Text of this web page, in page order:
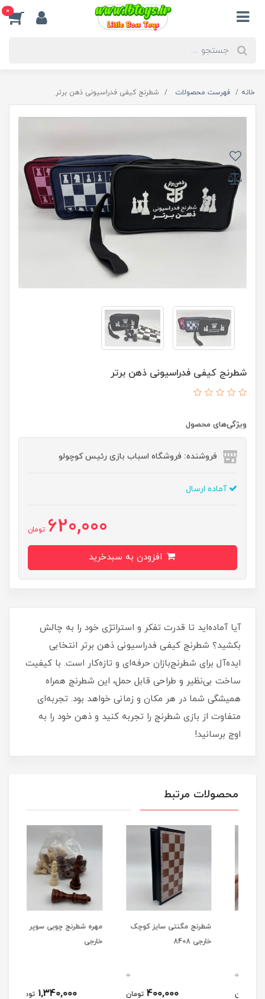
0
خانه فهرست محصولات شطرنج کیفی فدراسیونی ذهن برتر
شطرنج کیفی فدراسیونی ذهن برتر
ویژگی‌های محصول
فروشنده: فروشگاه اسباب بازی رئیس کوچولو
آماده ارسال
620,000 تومان
آیا آماده‌اید تا قدرت تفکر و استراتژی خود را به چالش
بکشید؟ شطرنج کیفی فدراسیونی ذهن برتر انتخابی
ایده‌آل برای شطرنج‌بازان حرفه‌ای و تازه‌کار است. با کیفیت
ساخت بی‌نظیر و طراحی قابل حمل، این شطرنج همراه
همیشگی شما در هر مکان و زمانی خواهد بود. تجربه‌ای
متفاوت از بازی شطرنج را تجربه کنید و ذهن خود را به
اوج برسانید!
محصولات مرتبط
شطرنج مگنتی سایز کوچک
خارجی 8408
400,000 تومان
مهره شطرنج چوبی سوپر
1,340,000 تومان